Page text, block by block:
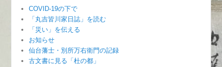
COVID-19の下で
「丸吉皆川家日誌」を読む
「災い」を伝える
お知らせ
仙台藩士・別所万右衛門の記録
古文書に見る「杜の都」